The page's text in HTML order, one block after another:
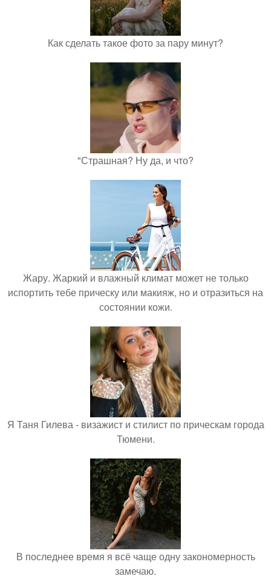
Как сделать такое фото за пару минут?
"Страшная? Ну да, и что?
Жару. Жаркий и влажный климат может не только
испортить тебе прическу или макияж, но и отразиться на
состоянии кожи.
Я Таня Гилева - визажист и стилист по прическам города
Тюмени.
В последнее время я всё чаще одну закономерность
замечаю.